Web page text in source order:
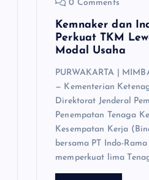
0 Comments
Kemnaker dan
Perkuat TKM
Modal Usaha
PURWAKARTA |
— Kementerian
Direktorat Jenderal
Penempatan Tenaga
Kesempatan Kerja
bersama PT Indo-
memperkuat lima